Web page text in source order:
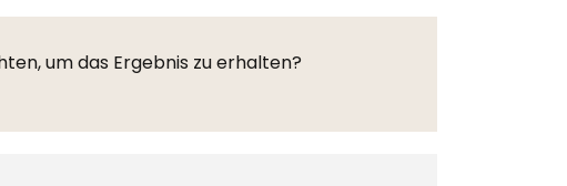
um das Ergebnis zu erhalten?